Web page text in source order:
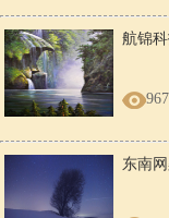
航锦
967
东南